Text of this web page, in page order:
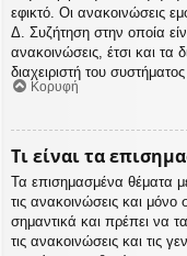
εφικτό. Οι ανακοινώσεις
Δ. Συζήτηση στην οποία
ανακοινώσεις, έτσι και τα
διαχειριστή του
Κορυφή
Τι είναι τα
Τα επισημασμένα θέματα
τις ανακοινώσεις και
σημαντικά και πρέπει να
τις ανακοινώσεις και τις